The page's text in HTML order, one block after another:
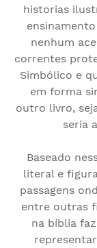
historias
nenhum
correntes
Simbólico e
em forma
outro livro,
seria
Baseado
literal e
passagens
entre outras
na bíblia